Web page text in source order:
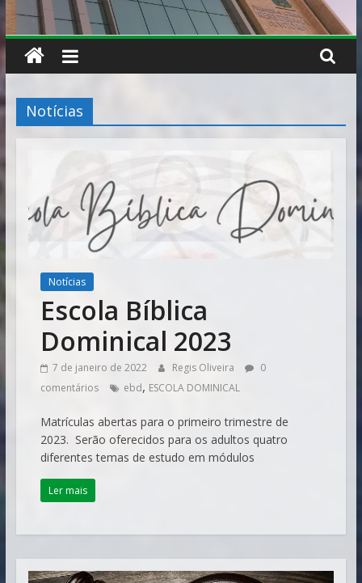
de
Vitória
Notícias
Notícias
Escola Bíblica
Dominical 2023
7 de janeiro de 2022 Regis Oliveira
0
comentários
ebd, ESCOLA DOMINICAL
Matrículas abertas para o primeiro trimestre de
2023. Serão oferecidos para os adultos quatro
diferentes temas de estudo em módulos
Ler mais